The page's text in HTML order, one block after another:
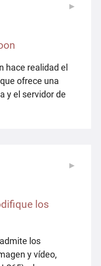
hace realidad el
ofrece una
y el servidor de
▶
los
los
y vídeo,
▶